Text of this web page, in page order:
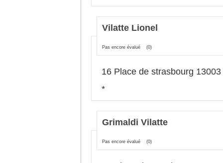
Vilatte Lionel
Pas encore évalué (0)
16 Place de strasbourg
*
Grimaldi Vilatte
Pas encore évalué (0)